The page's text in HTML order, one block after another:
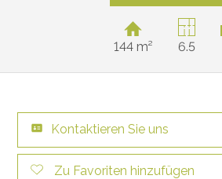
144 m² 6.5
Kontaktieren Sie uns
Zu Favoriten hinzufügen